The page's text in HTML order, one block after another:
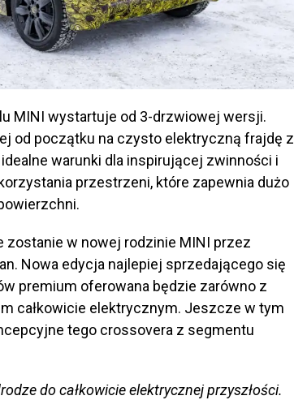
MINI wystartuje od 3-drzwiowej wersji.
od początku na czysto elektryczną frajdę z
warunki dla inspirującej zwinności i
przestrzeni, które zapewnia dużo
zostanie w nowej rodzinie MINI przez
Nowa edycja najlepiej sprzedającego się
premium oferowana będzie zarówno z
całkowicie elektrycznym. Jeszcze w tym
tego crossovera z segmentu
do całkowicie elektrycznej przyszłości.